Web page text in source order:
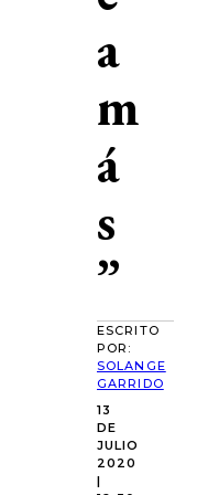
a
m
á
s
”
ESCRITO
POR:
SOLANGE
GARRIDO
13
DE
JULIO
2020
|